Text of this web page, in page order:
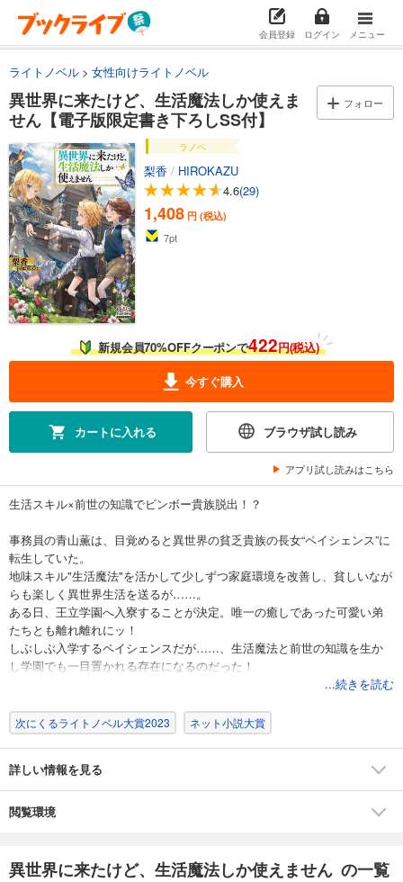
会員登録 ログイン メニュー
ライトノベル 女性向けライトノベル
異世界に来たけど、生活魔法しか使えま
せん【電子版限定書き下ろしSS付】
フォロー
ラノベ
梨香 / HIROKAZU
4.6(29)
1,408 円 (税込)
7pt
新規会員70%OFFクーポンで422円(税込)
今すぐ購入
カートに入れる ブラウザ試し読み
アプリ試し読みはこちら
生活スキル×前世の知識でビンボー貴族脱出！？
事務員の青山薫は、目覚めると異世界の貧乏貴族の長女“ペイシェンス”に
転生していた。
地味スキル"生活魔法"を活かして少しずつ家庭環境を改善し、貧しいなが
らも楽しく異世界生活を送るが……。
ある日、王立学園へ入寮することが決定。唯一の癒しであった可愛い弟
たちとも離れ離れにッ！
しぶしぶ入学するペイシェンスだが……、生活魔法と前世の知識を生か
し学園でも一目置かれる存在になるのだった！
そのせいで王妃や王女さま、同級生の王子さまから目を付けられてしま
――波乱万丈のドキドキ学園生活、スタート！！
...続きを読む
次にくるライトノベル大賞2023 ネット小説大賞
詳しい情報を見る
閲覧環境
異世界に来たけど、生活魔法しか使えません の一覧